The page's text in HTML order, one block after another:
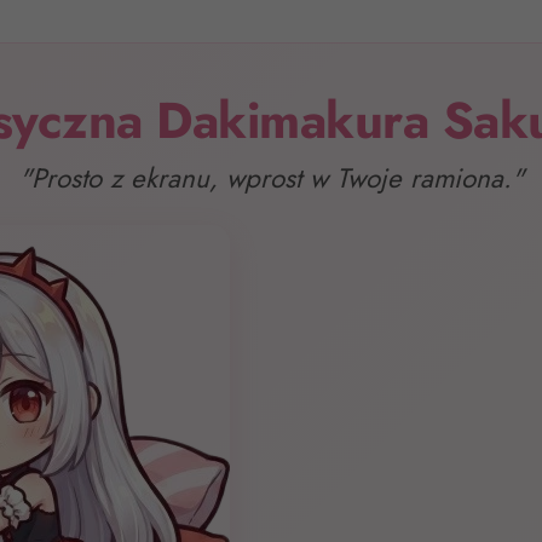
Dakimakura
"Prosto z ekranu, wprost w Twoje ramiona."